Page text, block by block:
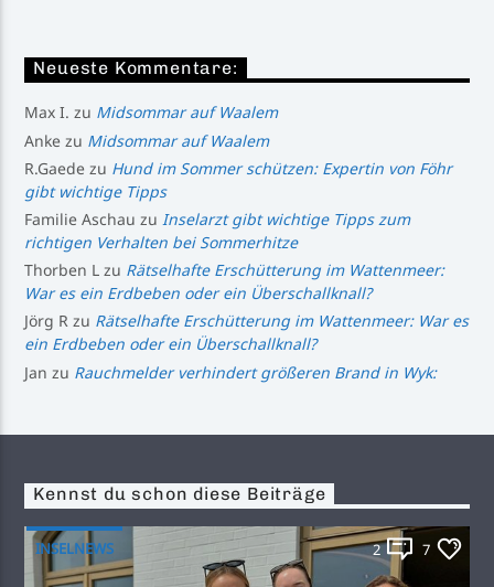
Neueste Kommentare:
Max I. zu Midsommar auf Waalem
Anke zu Midsommar auf Waalem
R.Gaede zu Hund im Sommer schützen: Expertin von Föhr
gibt wichtige Tipps
Familie Aschau zuInselarzt gibt wichtige Tipps zum
richtigen Verhalten bei Sommerhitze
Thorben L zu Rätselhafte Erschütterung im Wattenmeer:
War es ein Erdbeben oder ein Überschallknall?
Jörg R zu Rätselhafte Erschütterung im Wattenmeer: War es
ein Erdbeben oder ein Überschallknall?
Jan zu Rauchmelder verhindert größeren Brand in Wyk:
Kennst du schon diese Beiträge
INSELNEWS 2 7